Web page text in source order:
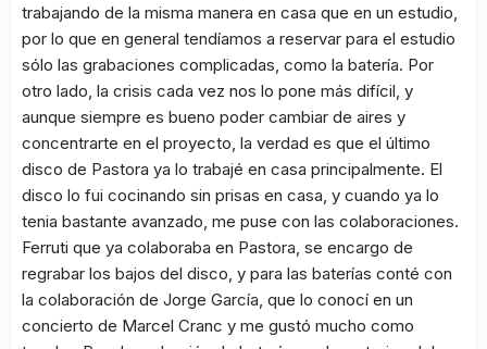
trabajando de la misma manera en casa que en un estudio,
por lo que en general tendíamos a reservar para el estudio
sólo las grabaciones complicadas, como la batería. Por
otro lado, la crisis cada vez nos lo pone más difícil, y
aunque siempre es bueno poder cambiar de aires y
concentrarte en el proyecto, la verdad es que el último
disco de Pastora ya lo trabajé en casa principalmente. El
disco lo fui cocinando sin prisas en casa, y cuando ya lo
tenia bastante avanzado, me puse con las colaboraciones.
Ferruti que ya colaboraba en Pastora, se encargo de
regrabar los bajos del disco, y para las baterías conté con
la colaboración de Jorge García, que lo conocí en un
concierto de Marcel Cranc y me gustó mucho como